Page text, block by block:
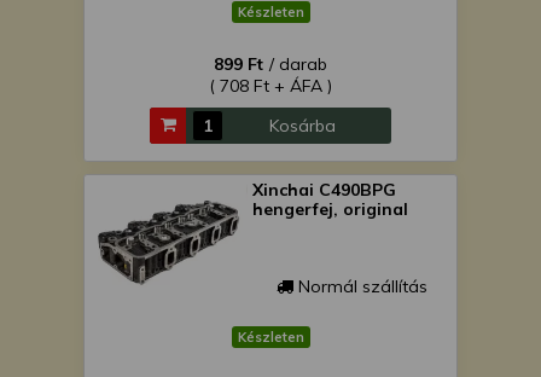
Készleten
899 Ft / darab
( 708 Ft + ÁFA )
Kosárba
Xinchai C490BPG
hengerfej, original
Normál szállítás
Készleten